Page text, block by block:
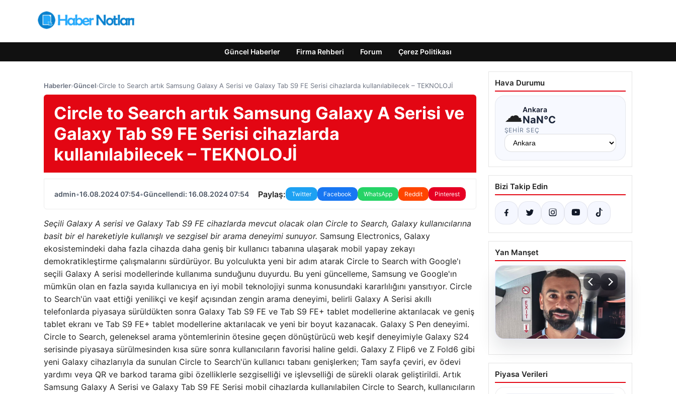
Güncel Haberler Firma Rehberi Forum Çerez Politikası
Haberler›Güncel›Circle to Search artık Samsung Galaxy A Serisi ve Galaxy Tab S9 FE Serisi cihazlarda kullanılabilecek – TEKNOLOJİ
Circle to Search artık Samsung Galaxy A Serisi ve
Galaxy Tab S9 FE Serisi cihazlarda
kullanılabilecek – TEKNOLOJİ
admin•16.08.2024 07:54•Güncellendi: 16.08.2024 07:54 Paylaş: Twitter Facebook WhatsApp Reddit Pinterest
Seçili Galaxy A serisi ve Galaxy Tab S9 FE cihazlarda mevcut olacak olan Circle to Search, Galaxy kullanıcılarına
basit bir el hareketiyle kullanışlı ve sezgisel bir arama deneyimi sunuyor. Samsung Electronics, Galaxy
ekosistemindeki daha fazla cihazda daha geniş bir kullanıcı tabanına ulaşarak mobil yapay zekayı
demokratikleştirme çalışmalarını sürdürüyor. Bu yolculukta yeni bir adım atarak Circle to Search with Google'ı
seçili Galaxy A serisi modellerinde kullanıma sunduğunu duyurdu. Bu yeni güncelleme, Samsung ve Google'ın
mümkün olan en fazla sayıda kullanıcıya en iyi mobil teknolojiyi sunma konusundaki kararlılığını yansıtıyor. Circle
to Search'ün vaat ettiği yenilikçi ve keşif açısından zengin arama deneyimi, belirli Galaxy A Serisi akıllı
telefonlarda piyasaya sürüldükten sonra Galaxy Tab S9 FE ve Tab S9 FE+ tablet modellerine aktarılacak ve geniş
tablet ekranı ve Tab S9 FE+ tablet modellerine aktarılacak ve yeni bir boyut kazanacak. Galaxy S Pen deneyimi.
Circle to Search, geleneksel arama yöntemlerinin ötesine geçen dönüştürücü web keşif deneyimiyle Galaxy S24
serisinde piyasaya sürülmesinden kısa süre sonra kullanıcıların favorisi haline geldi. Galaxy Z Flip6 ve Z Fold6 gibi
yeni Galaxy cihazlarıyla da sunulan Circle to Search'ün kullanıcı tabanı genişlerken; Tam sayfa çeviri, ev ödevi
yardımı veya QR ve barkod tarama gibi özelliklerle sezgiselliği ve işlevselliği de sürekli olarak geliştirildi. Artık
Samsung Galaxy A Serisi ve Galaxy Tab S9 FE Serisi mobil cihazlarda kullanılabilen Circle to Search, kullanıcıların
Hava Durumu
☁Ankara
NaN°C
ŞEHIR SEÇ
Bizi Takip Edin
Yan Manşet
05.08.2026
Trabzonspor’un Yeni
Yıldızı Salah, İstanbul’a
Piyasa Verileri